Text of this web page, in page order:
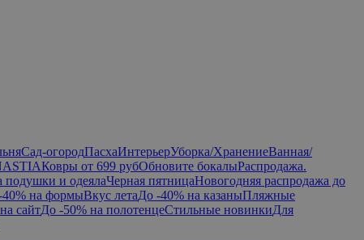
Сад-огородПасхаИнтерьерУборка/ХранениеВанная/
Ковры от 699 рубОбновите бокалыРаспродажа.
подушки и одеялаЧерная пятницаНовогодняя распродажа до
40% на формыВкус летаДо -40% на казаныПляжные
сайтДо -50% на полотенцеСтильные новинкиДля